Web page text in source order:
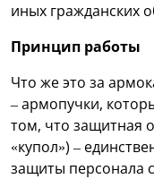
иных гражданских
Принцип работы
Что же это за
– армопучки,
том, что защитная
«купол») –
защиты персонала